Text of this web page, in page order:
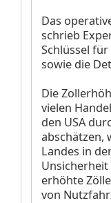
Das
schrieb
Schlüssel
sowie die
Die
vielen
den USA
abschätzen,
Landes in
erhöhte
von